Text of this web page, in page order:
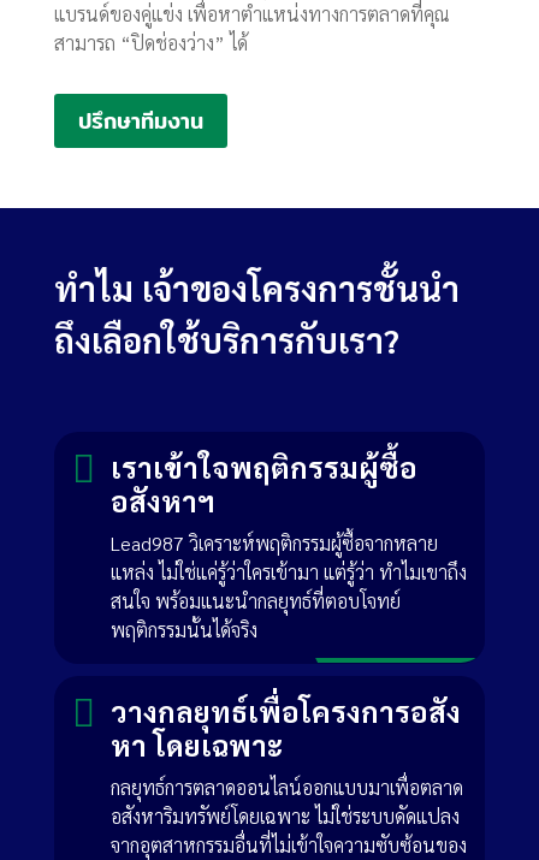
แบรนด์ของคู่แข่ง เพื่อหาตำแหน่งทางการตลาดที่คุณ
สามารถ “ปิดช่องว่าง” ได้
ปรึกษาทีมงาน
 เราเข้าใจพฤติกรรมผู้ซื้อ
อสังหาฯ
Lead987 วิเคราะห์พฤติกรรมผู้ซื้อจากหลาย
แหล่ง ไม่ใช่แค่รู้ว่าใครเข้ามา แต่รู้ว่า ทำไมเขาถึง
สนใจ พร้อมแนะนำกลยุทธ์ที่ตอบโจทย์
พฤติกรรมนั้นได้จริง
 วางกลยุทธ์เพื่อโครงการอสัง
หา โดยเฉพาะ
กลยุทธ์การตลาดออนไลน์ออกแบบมาเพื่อตลาด
อสังหาริมทรัพย์โดยเฉพาะ ไม่ใช่ระบบดัดแปลง
จากอุตสาหกรรมอื่นที่ไม่เข้าใจความซับซ้อนของ
ทำไม เจ้าของโครงการชั้นนำ
ถึงเลือกใช้บริการกับเรา?